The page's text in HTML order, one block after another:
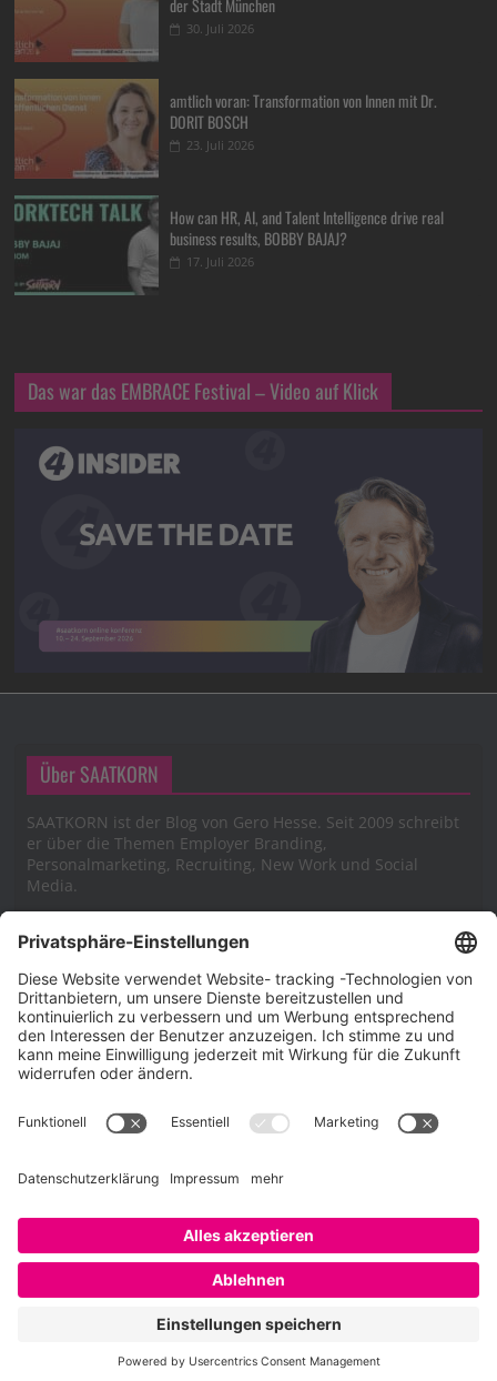
der Stadt München
30. Juli 2026
amtlich voran: Transformation von Innen mit Dr.
DORIT BOSCH
23. Juli 2026
How can HR, AI, and Talent Intelligence drive real
business results, BOBBY BAJAJ?
17. Juli 2026
Das war das EMBRACE Festival – Video auf Klick
Über SAATKORN
SAATKORN ist der Blog von Gero Hesse. Seit 2009 schreibt
er über die Themen Employer Branding,
Personalmarketing, Recruiting, New Work und Social
Media.
Impressum
Impressum
Cookie-Richtlinie (EU)
Copyright © 2026SAATKORN